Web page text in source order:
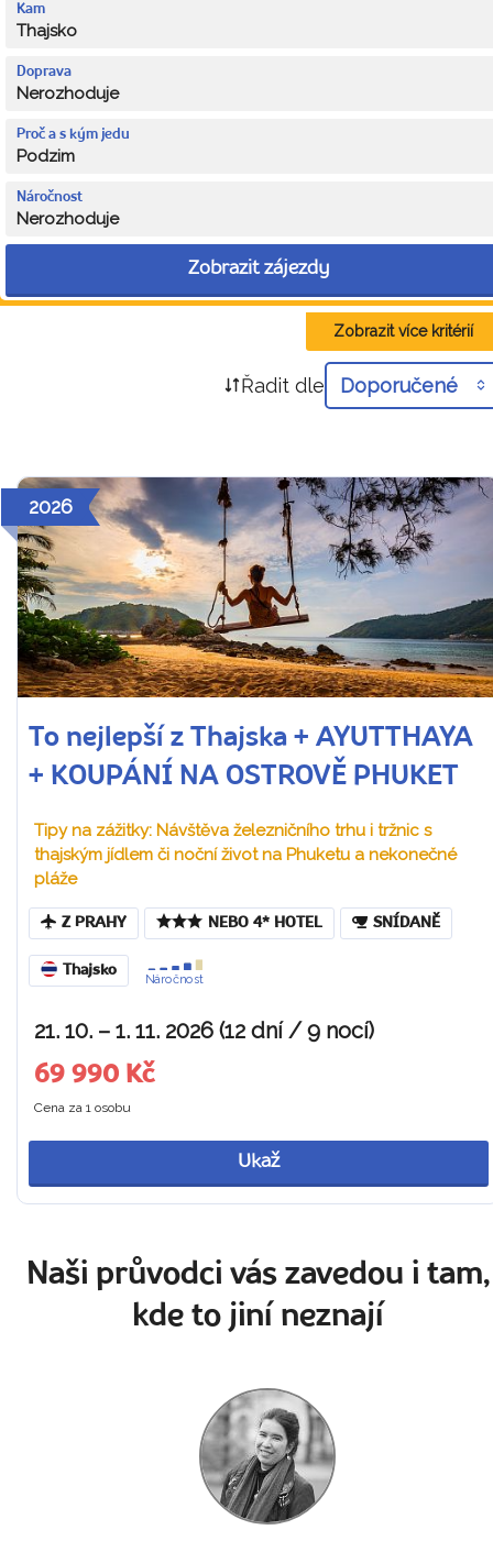
Kam
Thajsko
Doprava
Nerozhoduje
Proč a s kým jedu
Podzim
Náročnost
Nerozhoduje
Zobrazit zájezdy
Zobrazit více kritérií
Řadit dle Doporučené
2026
To nejlepší z Thajska + AYUTTHAYA
+ KOUPÁNÍ NA OSTROVĚ PHUKET
Tipy na zážitky: Návštěva železničního trhu i tržnic s
thajským jídlem či noční život na Phuketu a nekonečné
pláže
Z PRAHY NEBO 4* HOTEL SNÍDANĚ
Thajsko
Náročnost
21. 10. – 1. 11. 2026 (12 dní / 9 nocí)
69 990 Kč
Cena za 1 osobu
Ukaž
Naši průvodci vás zavedou i tam,
kde to jiní neznají